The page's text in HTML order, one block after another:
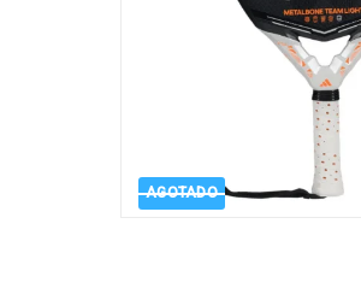
AGOTADO